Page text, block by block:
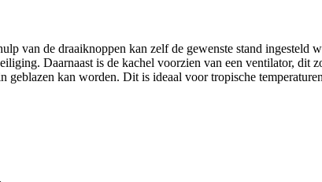
van de draaiknoppen kan zelf de gewenste stand ingesteld
Daarnaast is de kachel voorzien van een ventilator, dit
kan worden. Dit is ideaal voor tropische